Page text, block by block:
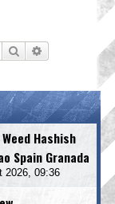
RechercherRecherche
Hashish
Spain Granada
2026, 09:36